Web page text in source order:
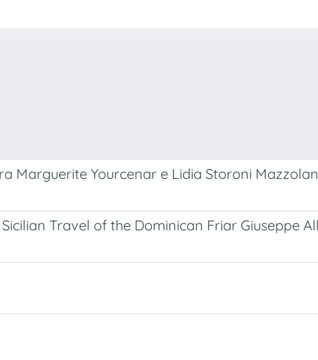
Marguerite Yourcenar e Lidia Storoni
Travel of the Dominican Friar Giuseppe